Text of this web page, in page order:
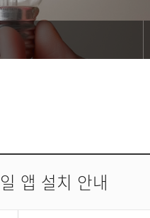
앱 설치 안내